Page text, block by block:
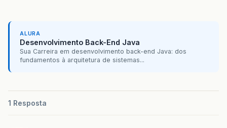
/
ALURA
Desenvolvimento Back-End Java
Sua Carreira em desenvolvimento back-end Java: dos
fundamentos à arquitetura de sistemas...
1 Resposta